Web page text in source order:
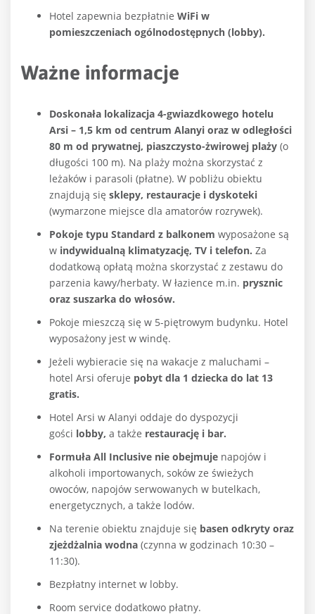
Hotel zapewnia bezpłatnie WiFi w
pomieszczeniach ogólnodostępnych (lobby).
Ważne informacje
Doskonała lokalizacja 4-gwiazdkowego hotelu
Arsi – 1,5 km od centrum Alanyi oraz w odległości
80 m od prywatnej, piaszczysto-żwirowej plaży (o
długości 100 m). Na plaży można skorzystać z
leżaków i parasoli (płatne). W pobliżu obiektu
znajdują się sklepy, restauracje i dyskoteki
(wymarzone miejsce dla amatorów rozrywek).
Pokoje typu Standard z balkonem wyposażone są
w indywidualną klimatyzację, TV i telefon. Za
dodatkową opłatą można skorzystać z zestawu do
parzenia kawy/herbaty. W łazience m.in. prysznic
oraz suszarka do włosów.
Pokoje mieszczą się w 5-piętrowym budynku. Hotel
wyposażony jest w windę.
Jeżeli wybieracie się na wakacje z maluchami –
hotel Arsi oferuje pobyt dla 1 dziecka do lat 13
gratis.
Hotel Arsi w Alanyi oddaje do dyspozycji
gości lobby, a także restaurację i bar.
Formuła All Inclusive nie obejmuje napojów i
alkoholi importowanych, soków ze świeżych
owoców, napojów serwowanych w butelkach,
energetycznych, a także lodów.
Na terenie obiektu znajduje się basen odkryty oraz
zjeżdżalnia wodna (czynna w godzinach 10:30 –
11:30).
Bezpłatny internet w lobby.
Room service dodatkowo płatny.